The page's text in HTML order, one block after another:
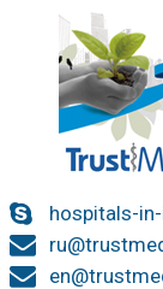
hospitals-